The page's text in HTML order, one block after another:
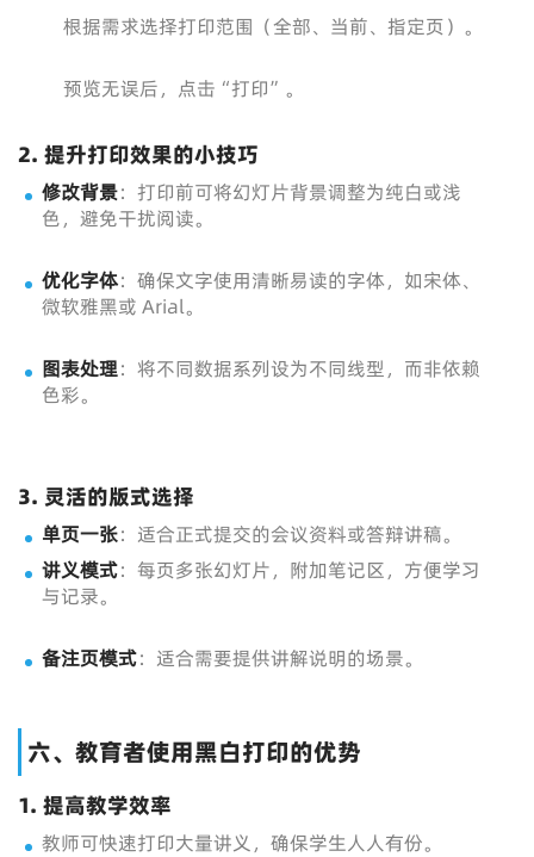
根据需求选择打印范围（全部、当前、指定页）。
预览无误后，点击“打印”。
2. 提升打印效果的小技巧
修改背景：打印前可将幻灯片背景调整为纯白或浅
色，避免干扰阅读。
优化字体：确保文字使用清晰易读的字体，如宋体、
微软雅黑或 Arial。
图表处理：将不同数据系列设为不同线型，而非依赖
色彩。
3. 灵活的版式选择
单页一张：适合正式提交的会议资料或答辩讲稿。
讲义模式：每页多张幻灯片，附加笔记区，方便学习
与记录。
备注页模式：适合需要提供讲解说明的场景。
六、教育者使用黑白打印的优势
1. 提高教学效率
教师可快速打印大量讲义，确保学生人人有份。